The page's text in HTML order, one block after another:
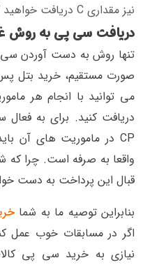
نیز مقداری C دریافت خواهید کرد.
دریافت سی پی به روش
تنها روش به دست آوردن
صورت مستقیم، خرید بتل
دریافت کنید. برای به
واقعا به صرفه است. چرا که
قبال این پرداخت به دست
بنابراین توصیه ما به شما
اگر در مسابقات خوب عمل
نیازی به خرید سی پی